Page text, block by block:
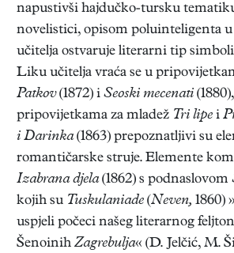
napustivši hajdučko-tursku
novelistici, opisom poluinteligenta u
učitelja ostvaruje literarni tip
Liku učitelja vraća se u
Patkov(1872) i Seoski mecenati
pripovijetkama za mladež Tri lipe i
i Darinka(1863) prepoznatljivi su
romantičarske struje. Elemente
Izabrana djela(1862) s podnaslovom
kojih su Tuskulaniade (Neven, 1860)
uspjeli počeci našeg literarnog
Šenoinih Zagrebulja« (D. Jelčić, M.